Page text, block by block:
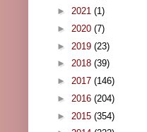
► 2021 (1)
► 2020 (7)
► 2019 (23)
► 2018 (39)
► 2017 (146)
► 2016 (204)
► 2015 (354)